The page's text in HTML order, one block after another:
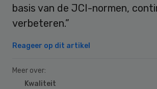
basis van de JCI-normen,
verbeteren.”
Reageer op dit artikel
Meer over:
Kwaliteit